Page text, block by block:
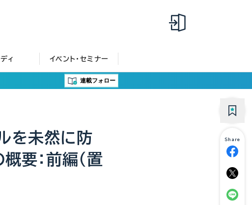
ィ イベント・セミナー
連載フォロー
Share
ルを未然に防
要：前編（置